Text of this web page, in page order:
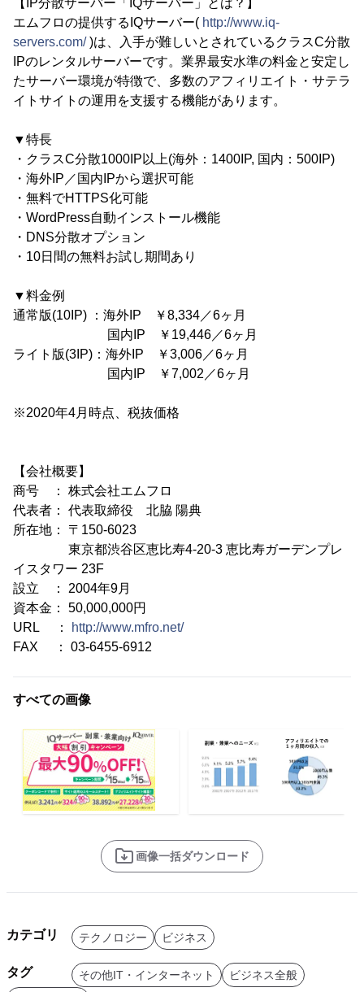
【IP分散サーバー「IQサーバー」とは？】
エムフロの提供するIQサーバー( http://www.iq-
servers.com/)は、入手が難しいとされているクラスC分散
IPのレンタルサーバーです。業界最安水準の料金と安定し
たサーバー環境が特徴で、多数のアフィリエイト・サテラ
イトサイトの運用を支援する機能があります。
▼特長
・クラスC分散1000IP以上(海外：1400IP, 国内：500IP)
・海外IP／国内IPから選択可能
・無料でHTTPS化可能
・WordPress自動インストール機能
・DNS分散オプション
・10日間の無料お試し期間あり
▼料金例
通常版(10IP) ：海外IP ￥8,334／6ヶ月
国内IP ￥19,446／6ヶ月
ライト版(3IP)：海外IP ￥3,006／6ヶ月
国内IP ￥7,002／6ヶ月
※2020年4月時点、税抜価格
【会社概要】
商号 ： 株式会社エムフロ
代表者： 代表取締役 北脇 陽典
所在地： 〒150-6023
東京都渋谷区恵比寿4-20-3 恵比寿ガーデンプレ
イスタワー 23F
設立 ： 2004年9月
資本金： 50,000,000円
URL ：
http://www.mfro.net/
FAX ： 03-6455-6912
すべての画像
画像一括ダウンロード
カテゴリ テクノロジー ビジネス
タグ その他IT・インターネット
ビジネス全般